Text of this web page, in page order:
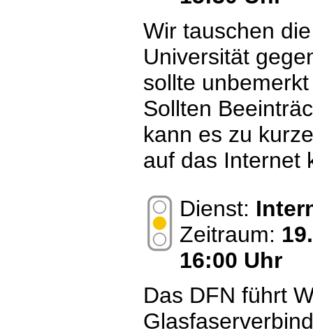
Wir tauschen
Universität
sollte
Sollten
kann es zu
auf das Internet
Dienst:
Zeitraum:
16:00 Uhr
Das DFN führt